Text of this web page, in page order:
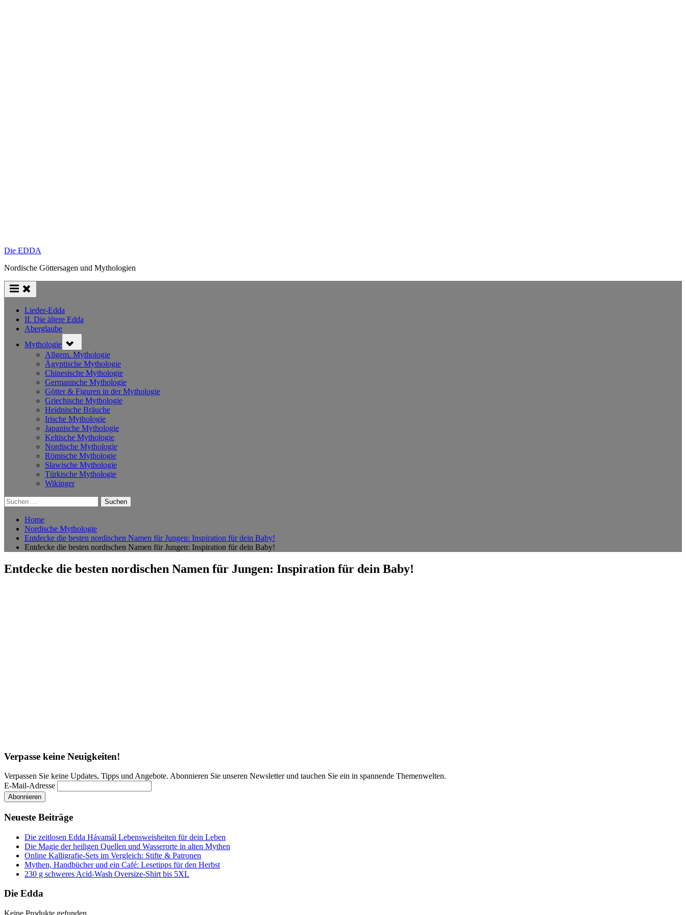
Die EDDA
Nordische Göttersagen und Mythologien
Lieder-Edda
II. Die ältere Edda
Aberglaube
Mythologie sub-
menu
Allgem. Mythologie
Ägyptische Mythologie
Chinesische Mythologie
Germanische Mythologie
Götter & Figuren in der Mythologie
Griechische Mythologie
Heidnische Bräuche
Irische Mythologie
Japanische Mythologie
Keltische Mythologie
Nordische Mythologie
Römische Mythologie
Slawische Mythologie
Türkische Mythologie
Wikinger
Suchen
nach:
Home
Nordische Mythologie
Entdecke die besten nordischen Namen für Jungen: Inspiration für dein Baby!
Entdecke die besten nordischen Namen für Jungen: Inspiration für dein Baby!
Entdecke die besten nordischen Namen für Jungen: Inspiration für dein Baby!
Verpasse keine Neuigkeiten!
Verpassen Sie keine Updates, Tipps und Angebote. Abonnieren Sie unseren Newsletter und tauchen Sie ein in spannende Themenwelten.
E-Mail-Adresse
Neueste Beiträge
Die zeitlosen Edda Hávamál Lebensweisheiten für dein Leben
Die Magie der heiligen Quellen und Wasserorte in alten Mythen
Online Kalligrafie‑Sets im Vergleich: Stifte & Patronen
Mythen, Handbücher und ein Café: Lesetipps für den Herbst
230 g schweres Acid-Wash Oversize-Shirt bis 5XL
Die Edda